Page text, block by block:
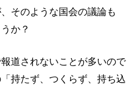
そのような国会の議論も
か？
道されないことが多いので
持たず、つくらず、持ち込